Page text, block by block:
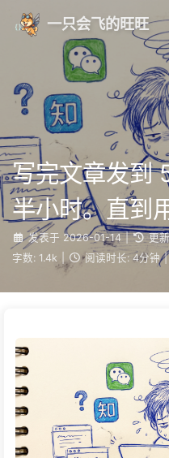
一只会飞的旺旺
写完文章发到
半小时。直到
发表于 2026-01-14 | 更
字数: 1.4k 阅读时长: 4分钟 |